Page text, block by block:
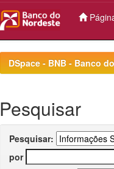
DSpace - BNB - Banco
Pesquisar
Pesquisar:
por